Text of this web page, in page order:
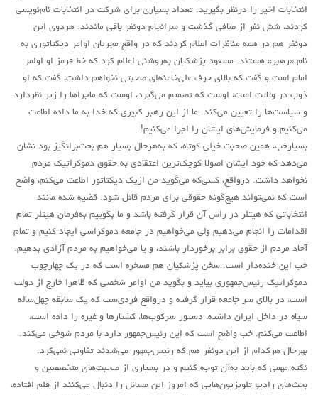
اجتماعی
کمیته اقدام کارگری
جوانان
زنان
ملیت ها
تاریخی
تحلیل
اصلاح طلبان
ایران و غرب
اصول
حزب پیشتاز
برنامه انقلابی
انقلاب کارگری
انتخابات اخیر را درنظر بگیرید. تعداد بسیاری برای شرکت در انتخابات نام‌نویسی
کردند، شش نفر از صافی گذشت و سرانجام دونفر باقی ماندند. هردوی این
دونفر هم در همه مناظرات اعلام کردند که در واقع مجریان اوامر دیکتاتوری به
نام «رهبر» هستند. مسعود پزشکیان به‌روشنی اعلام کرد که خط قرمز او اوامر
امام است و گفت که بالای حرف علی‌خامنه‌ای صحبتی نخواهم داشت، گفت که او
ذوب در ولایت است، اوست که تصمیم می‌گیرد، اوست که ماجراها را زیر نظردارد
و سیاست‌ها را تعیین می‌کند. ما از این رهبر کبیری که خدا به ما داده اطاعت
می‌کنیم و فرمایش‌های ایشان را اجرا می‌کنیم!
بسیارخب، همین صحبت خیلی کوتاه، که به‌هر‌حال بسیار هم بحث‌برانگیز بود نشان
می‌دهد که خود ایشان اصولا کوچک‌ترین اعتقادی به حقوق دموکراتیک مردم
نخواهد داشت. درواقع، کسی‌که می‌گوید من ازیک دیکتاتور اطاعت می‌کنم، واضح
است که نمی‌تواند هیچ‌گونه حقوقی برای مردم قائل شود. قضیه شده مانند
انتخاباتی که هیتلر در راس آن قرار گرفته باشد و ما بگوییم به‌فرمان هیتلر تمام
اقدامات را انجام می‌دهیم ولی می‌خواهیم در جامعه دموکراسی ایجاد کنیم و تمام
آحاد مردم از حقوق برابر برخوردار باشند، و یا می‌خواهیم به مردم آزادی بدهیم.
خب این خنده‌دار است. سخن پزشکیان هم مسخره است که در یک چهارچوب
دموکراتیک رئیس‌جمهوری بیاید و بگوید من اوامر شخصی که ظاهرا خارج از دولت
است، در بالای سر جامعه قرار گرفته و درواقع فردی‌ست که یک سابقه چهل‌ساله
سیاه در داخل ایران داشته، دستور سرکوب‌ها، کشتارها و غیره را داده است،
اطاعت می‌کنم. خب واضح است که این رئیس‌جمهور دارد با مردم شوخی می‌کند.
بهرحال هرکدام از این دونفر هم که رئیس‌جمهور می‌شدند تفاوتی نمی‌کرد.
نکته مهمی که باید به‌آن توجه کنیم و در بسیاری از صحبت‌های متخصصین و
بحث‌های رادیو تلویزیون‌هایی که امروز این مسائل‌ را دنبال می‌کنند از قلم افتاده،